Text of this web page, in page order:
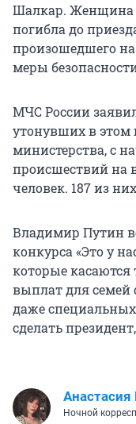
Шалкар. Женщина
погибла до
произошедшего
меры
МЧС России
утонувших в этом
министерства, с
происшествий на
человек. 187 из
Владимир Путин
конкурса «Это у
которые касаются
выплат для семей
даже
сделать
Ночной